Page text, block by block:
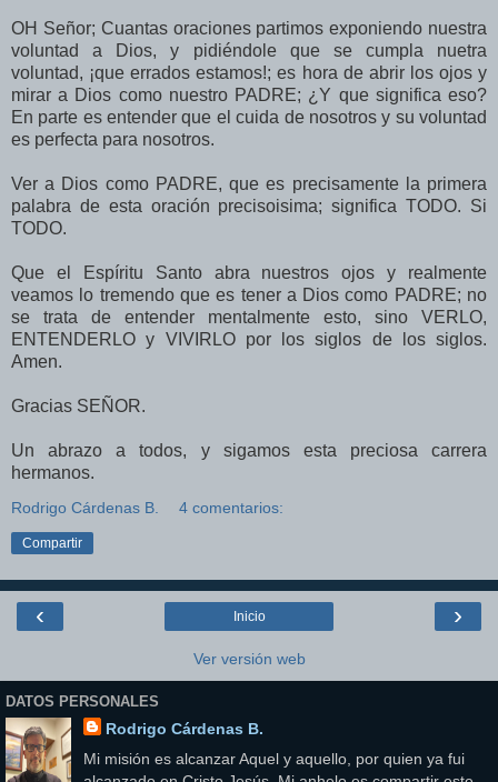
OH Señor; Cuantas oraciones partimos exponiendo nuestra
voluntad a Dios, y pidiéndole que se cumpla nuetra
voluntad, ¡que errados estamos!; es hora de abrir los ojos y
mirar a Dios como nuestro PADRE; ¿Y que significa eso?
En parte es entender que el cuida de nosotros y su voluntad
es perfecta para nosotros.
Ver a Dios como PADRE, que es precisamente la primera
palabra de esta oración precisoisima; significa TODO. Si
TODO.
Que el Espíritu Santo abra nuestros ojos y realmente
veamos lo tremendo que es tener a Dios como PADRE; no
se trata de entender mentalmente esto, sino VERLO,
ENTENDERLO y VIVIRLO por los siglos de los siglos.
Amen.
Gracias SEÑOR.
Un abrazo a todos, y sigamos esta preciosa carrera
hermanos.
Rodrigo Cárdenas B. 4 comentarios:
Compartir
‹ ›
Inicio
Ver versión web
DATOS PERSONALES
Rodrigo Cárdenas B.
Mi misión es alcanzar Aquel y aquello, por quien ya fui